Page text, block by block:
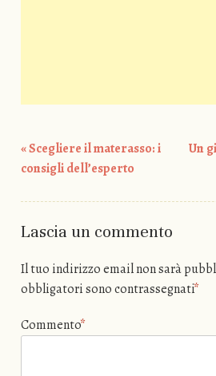
Post navigation
«Scegliere il materasso: i
consigli dell’esperto
Un
Lascia un commento
Il tuo indirizzo email non sarà
obbligatori sono contrassegnati*
Commento*